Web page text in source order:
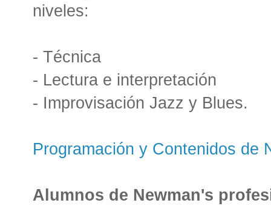
niveles:
- Técnica
- Lectura e interpretación
- Improvisación Jazz y Blues.
Programación y Contenidos de
Alumnos de Newman's